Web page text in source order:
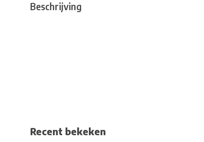
Beschrijving
Recent bekeken